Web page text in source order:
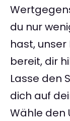
du nur
hast,
bereit, dir
Lasse den
dich auf
Wähle den